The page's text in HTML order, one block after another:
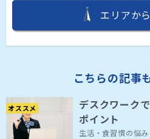
エリアか
こちらの記事
オススメ
デスクワーク
ポイント
生活・食習慣の悩み